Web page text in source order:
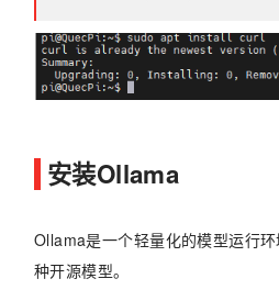
安装Ollama
Ollama是一个轻量化的模型运行
种开源模型。